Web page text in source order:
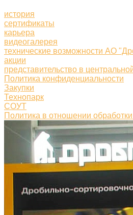
история
сертификаты
карьера
видеогалерея
технические возможности АО
акции
представительство в
Политика конфиденциальности
Закупки
Технопарк
СОУТ
Политика в отношении